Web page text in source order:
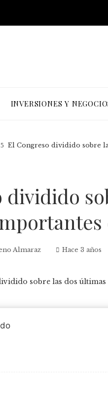
INVERSIONES Y
El Congreso dividido sobre
dividido
Almaraz Hace 3 años